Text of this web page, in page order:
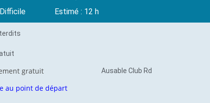
Difficile
Estimé : 12 h
gratuit Ausable Club Rd
au point de départ